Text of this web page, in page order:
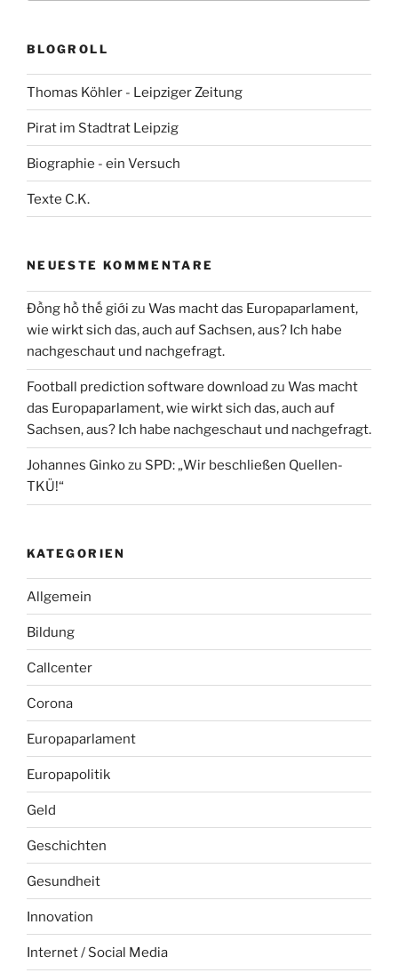
BLOGROLL
Thomas Köhler - Leipziger Zeitung
Pirat im Stadtrat Leipzig
Biographie - ein Versuch
Texte C.K.
NEUESTE KOMMENTARE
Đồng hồ thế giới zu Was macht das Europaparlament,
wie wirkt sich das, auch auf Sachsen, aus? Ich habe
nachgeschaut und nachgefragt.
Football prediction software download zu Was macht
das Europaparlament, wie wirkt sich das, auch auf
Sachsen, aus? Ich habe nachgeschaut und nachgefragt.
Johannes Ginkozu SPD: „Wir beschließen Quellen-
TKÜ!“
KATEGORIEN
Allgemein
Bildung
Callcenter
Corona
Europaparlament
Europapolitik
Geld
Geschichten
Gesundheit
Innovation
Internet / Social Media